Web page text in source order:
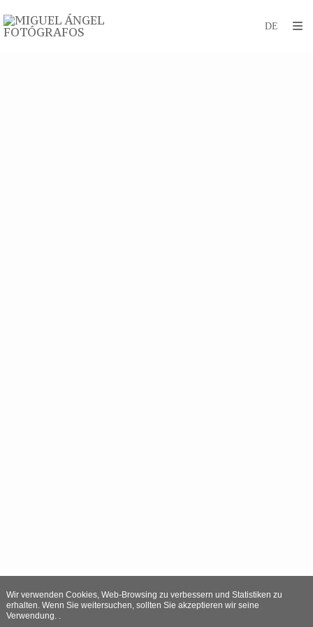
Wir verwenden Cookies, Web-Browsing zu verbessern und Statistiken zu
erhalten. Wenn Sie weitersuchen, sollten Sie akzeptieren wir seine
Verwendung. .